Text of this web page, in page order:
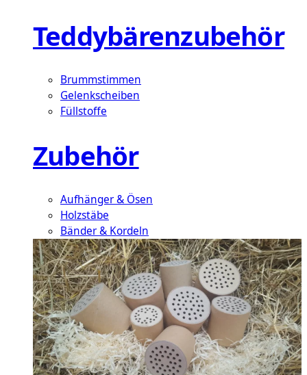
Teddybärenzubehör
Brummstimmen
Gelenkscheiben
Füllstoffe
Zubehör
Aufhänger & Ösen
Holzstäbe
Bänder & Kordeln